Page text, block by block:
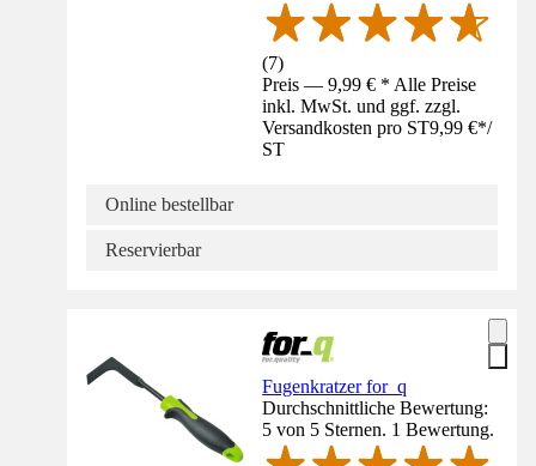
(7)
Preis — 9,99 € * Alle Preise
inkl. MwSt. und ggf. zzgl.
Versandkosten pro ST9,99 €*/
ST
Online bestellbar
Reservierbar
Fugenkratzer for_q
Durchschnittliche Bewertung:
5 von 5 Sternen. 1 Bewertung.